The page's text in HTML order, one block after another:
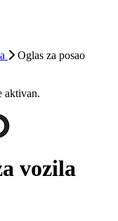
Oglas za posao
aktivan.
vozila